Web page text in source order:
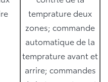
temprature deux
zones; commande
automatique de la
temprature avant et
arrire; commandes